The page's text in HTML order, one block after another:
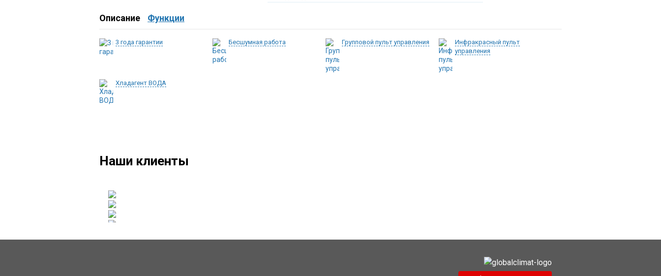
Описание Функции
3 года гарантии Бесшумная работа Групповой пульт управления
Инфракрасный пульт
управления
Хладагент ВОДА
Наши клиенты